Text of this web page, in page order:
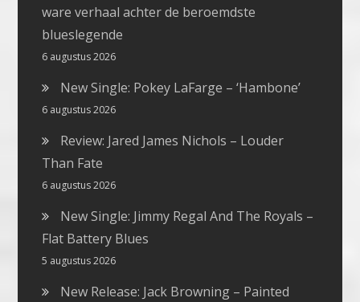
ware verhaal achter de beroemdste
blueslegende
6 augustus 2026
New Single: Pokey LaFarge – ‘Hambone’
6 augustus 2026
Review: Jared James Nichols – Louder
Than Fate
6 augustus 2026
New Single: Jimmy Regal And The Royals –
Flat Battery Blues
5 augustus 2026
New Release: Jack Browning – Painted